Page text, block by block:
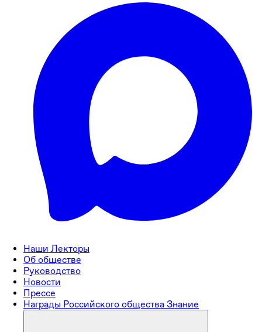
Наши Лекторы
Об обществе
Руководство
Новости
Прессе
Награды Российского общества Знание